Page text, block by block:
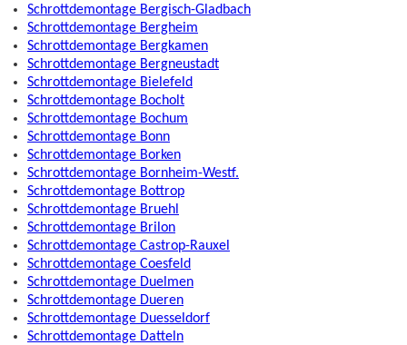
Schrottdemontage Bergisch-Gladbach
Schrottdemontage Bergheim
Schrottdemontage Bergkamen
Schrottdemontage Bergneustadt
Schrottdemontage Bielefeld
Schrottdemontage Bocholt
Schrottdemontage Bochum
Schrottdemontage Bonn
Schrottdemontage Borken
Schrottdemontage Bornheim-Westf.
Schrottdemontage Bottrop
Schrottdemontage Bruehl
Schrottdemontage Brilon
Schrottdemontage Castrop-Rauxel
Schrottdemontage Coesfeld
Schrottdemontage Duelmen
Schrottdemontage Dueren
Schrottdemontage Duesseldorf
Schrottdemontage Datteln